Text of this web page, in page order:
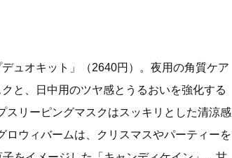
ュオキット」（2640円）。夜用の角質ケア
と、日中用のツヤ感とうるおいを強化する
スリーピングマスクはスッキリとした清涼感
ウィバームは、クリスマスやパーティーを